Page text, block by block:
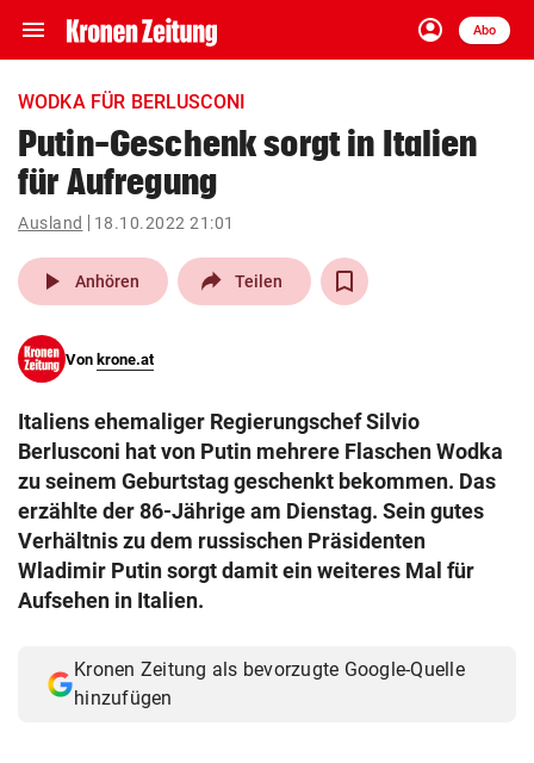
menu Navigation
ein-/ausklappen
account_circle
Anmelden
Abo
close Schließen
account_circle Anmelden
pin_drop
Wien arrow_right
search
eingeben
Muthgasse 2, 1190 Wien
WODKA FÜR BERLUSCONI
Putin-Geschenk sorgt in Italien
für Aufregung
Ausland 18.10.2022 21:01
play_arrow Anhören Teilen
Von krone.at
Italiens ehemaliger Regierungschef Silvio
Berlusconi hat von Putin mehrere Flaschen Wodka
zu seinem Geburtstag geschenkt bekommen. Das
erzählte der 86-Jährige am Dienstag. Sein gutes
Verhältnis zu dem russischen Präsidenten
Wladimir Putin sorgt damit ein weiteres Mal für
Aufsehen in Italien.
Kronen Zeitung als bevorzugte Google-Quelle
hinzufügen